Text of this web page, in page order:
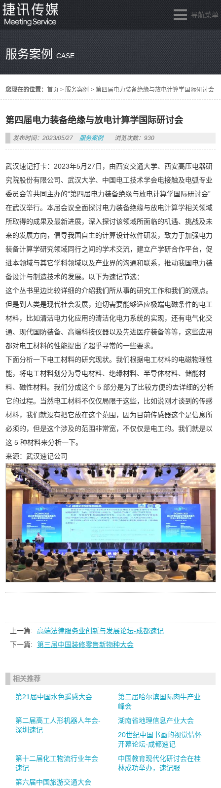
导航菜单
服务案例CASE
您现在的位置：首页 >服务案例 >第四届电力装备绝缘与放电计算学国际研讨会
第四届电力装备绝缘与放电计算学国际研讨会
发布时间：2023/05/27 服务案例 浏览次数：930
武汉速记打卡：2023年5月27日，由西安交通大学、西安高压电器研
究院股份有限公司、武汉大学、中国电工技术学会电接触及电弧专业
委员会等共同主办的“第四届电力装备绝缘与放电计算学国际研讨会”
在武汉举行。本届会议全面探讨电力装备绝缘与放电计算学相关领域
所取得的成果及最新进展，深入探讨该领域所面临的机遇、挑战及未
来的发展方向，倡导我国自主的计算设计软件研发，致力于加强电力
装备计算学研究领域同行之间的学术交流，建立产学研合作平台，促
进本领域与其它学科领域以及产业界的沟通和联系，推动我国电力装
备设计与制造技术的发展。以下为速记节选：
这个丛书里边比较详细的介绍我们所从事的研究工作和我们的观点。
但是到人类是现代社会发展，迫切需要能够适应极端电磁条件的电工
材料，比如清洁电力化应用的清洁化电力系统的实现，还有电气化交
通、现代国防装备、高端科技仪器以及先进医疗装备等等，这些应用
都对电工材料的性能提出了超乎寻常的一些要求。
下面分析一下电工材料的研究现状。我们根据电工材料的电磁物理性
能，将电工材料划分为导电材料、绝缘材料、半导体材料、储能材
料、磁性材料。我们分成这个 5 部分是为了比较方便的去详细的分析
它的过程。当然电工材料不仅仅局限于这些，比如说刚才谈到的传感
材料，我们就没有把它放在这个范围，因为目前传感器这个是信息所
必须的，但是这个涉及的范围非常宽，不仅仅是电工的。我们就是以
这 5 种材料来分析一下。
来源：武汉速记公司
上一篇:
高端法律服务业创新与发展论坛-成都速记
下一篇:
第三届中国装修零售新物种大会
相关推荐
第21届中国水色遥感大会
第二届哈尔滨国际肉牛产业
峰会
第二届高工人形机器人年会-
深圳速记
湖南省地理信息产业大会
20世纪中国书画的视觉情怀
开幕论坛-成都速记
第十二届化工物流行业年会
速记
中国教育现代化研讨会在桂
林成功举办，速记服...
第六届中国旅游交通大会